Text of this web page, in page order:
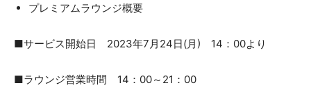
プレミアムラウンジ概要
■サービス開始日 2023年7月24日(月) 14：00より
■ラウンジ営業時間 14：00～21：00